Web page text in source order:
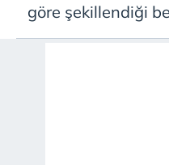
göre şekillendiği